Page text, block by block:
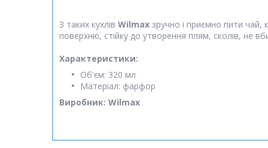
З таких кухлів Wilmax зручно і приємно пити чай,
поверхню, стійку до утворення плям, сколів, не
Характеристики:
Об'єм: 320 мл
Матеріал: фарфор
Виробник: Wilmax